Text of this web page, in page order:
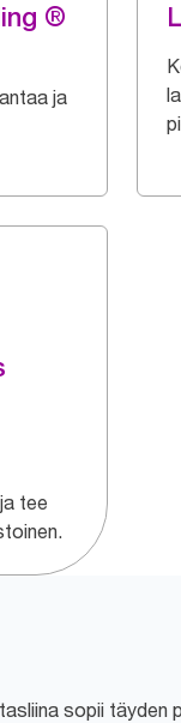
®
ja
tee
sopii täyden